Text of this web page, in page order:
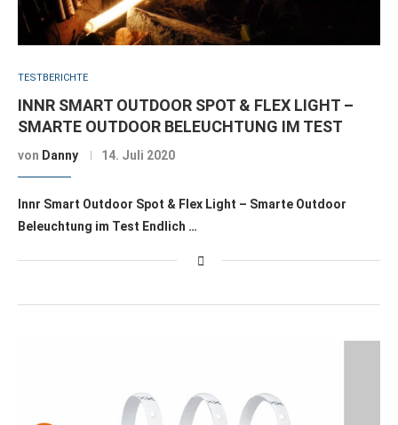
TESTBERICHTE
INNR SMART OUTDOOR SPOT & FLEX LIGHT –
SMARTE OUTDOOR BELEUCHTUNG IM TEST
von Danny 14. Juli 2020
Innr Smart Outdoor Spot & Flex Light – Smarte Outdoor
Beleuchtung im Test Endlich …